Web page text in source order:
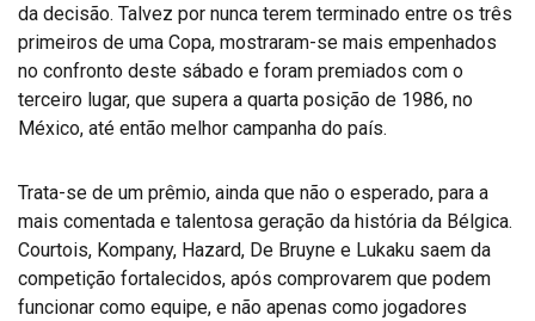
da decisão. Talvez por nunca terem terminado entre os três
primeiros de uma Copa, mostraram-se mais empenhados
no confronto deste sábado e foram premiados com o
terceiro lugar, que supera a quarta posição de 1986, no
México, até então melhor campanha do país.
Trata-se de um prêmio, ainda que não o esperado, para a
mais comentada e talentosa geração da história da Bélgica.
Courtois, Kompany, Hazard, De Bruyne e Lukaku saem da
competição fortalecidos, após comprovarem que podem
funcionar como equipe, e não apenas como jogadores